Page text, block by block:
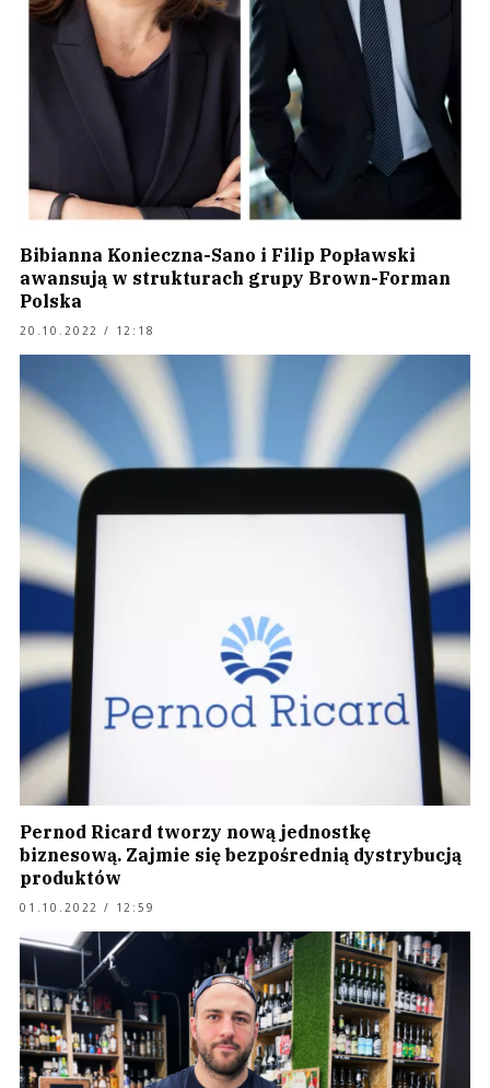
Bibianna Konieczna-Sano i Filip Popławski
awansują w strukturach grupy Brown-Forman
Polska
20.10.2022 / 12:18
Pernod Ricard tworzy nową jednostkę
biznesową. Zajmie się bezpośrednią dystrybucją
produktów
01.10.2022 / 12:59